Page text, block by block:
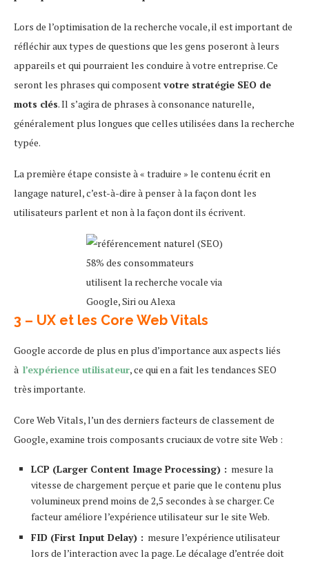
Lors de l’optimisation de la recherche vocale, il est important de
réfléchir aux types de questions que les gens poseront à leurs
appareils et qui pourraient les conduire à votre entreprise. Ce
seront les phrases qui composentvotre stratégie SEO de
mots clés. Il s’agira de phrases à consonance naturelle,
généralement plus longues que celles utilisées dans la recherche
typée.
La première étape consiste à « traduire » le contenu écrit en
langage naturel, c’est-à-dire à penser à la façon dont les
utilisateurs parlent et non à la façon dont ils écrivent.
58% des consommateurs
utilisent la recherche vocale via
Google, Siri ou Alexa
3 – UX et les Core Web Vitals
Google accorde de plus en plus d’importance aux aspects liés
à l’expérience utilisateur, ce qui en a fait les tendances SEO
très importante.
Core Web Vitals, l’un des derniers facteurs de classement de
Google, examine trois composants cruciaux de votre site Web :
LCP (Larger Content Image Processing) : mesure la
vitesse de chargement perçue et parie que le contenu plus
volumineux prend moins de 2,5 secondes à se charger. Ce
facteur améliore l’expérience utilisateur sur le site Web.
FID (First Input Delay) : mesure l’expérience utilisateur
lors de l’interaction avec la page. Le décalage d’entrée doit